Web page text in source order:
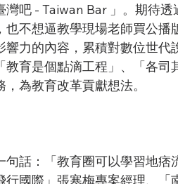
吧 - Taiwan Bar 」。期待透
不想逼教學現場老師買公播
力的內容，累積對數位世代
育是個點滴工程」、「各司
為教育改革貢獻想法。
話：「教育圈可以學習地痞
國際」張寒梅專案經理、「